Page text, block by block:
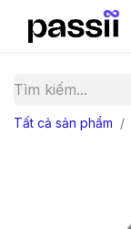
Tất cả sản phẩm